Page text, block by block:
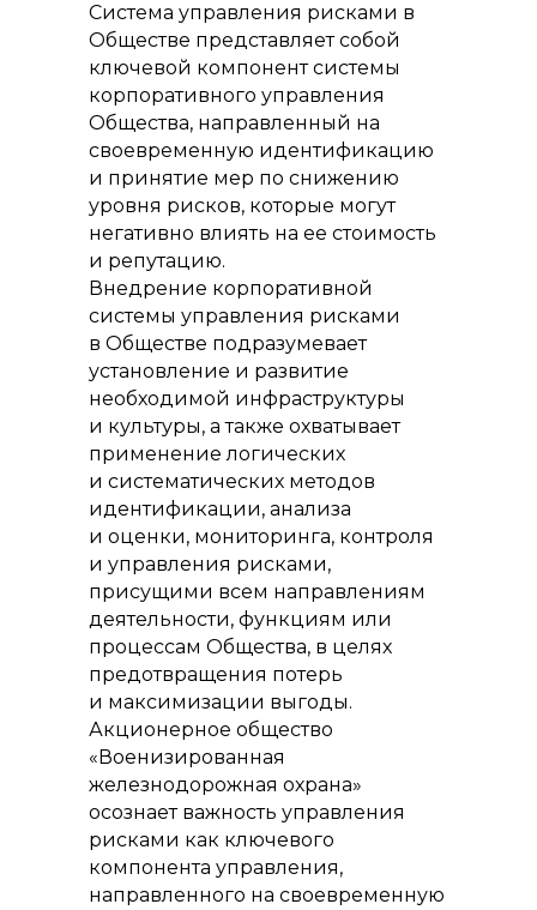
Система управления рисками в
Обществе представляет собой
ключевой компонент системы
корпоративного управления
Общества, направленный на
своевременную идентификацию
и принятие мер по снижению
уровня рисков, которые могут
негативно влиять на ее стоимость
и репутацию.
Внедрение корпоративной
системы управления рисками
в Обществе подразумевает
установление и развитие
необходимой инфраструктуры
и культуры, а также охватывает
применение логических
и систематических методов
идентификации, анализа
и оценки, мониторинга, контроля
и управления рисками,
присущими всем направлениям
деятельности, функциям или
процессам Общества, в целях
предотвращения потерь
и максимизации выгоды.
Акционерное общество
«Военизированная
железнодорожная охрана»
осознает важность управления
рисками как ключевого
компонента управления,
направленного на своевременную